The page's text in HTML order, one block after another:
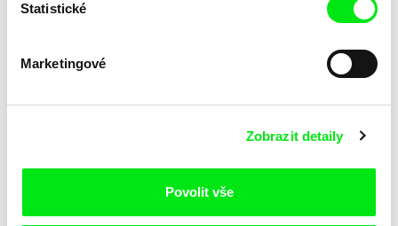
Statistické
Marketingové
Zobrazit detaily
Povolit vše
Jan Němec
Vlk z Královských Vinohrad